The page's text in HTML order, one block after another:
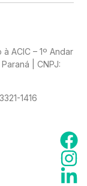
ACIC – 1º Andar
| CNPJ:
1416